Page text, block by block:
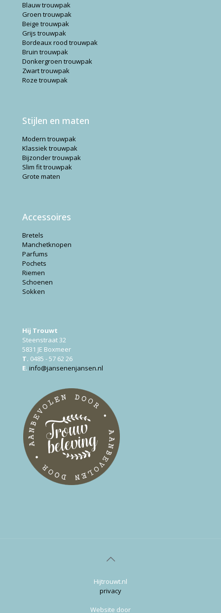
Blauw trouwpak
Groen trouwpak
Beige trouwpak
Grijs trouwpak
Bordeaux rood trouwpak
Bruin trouwpak
Donkergroen trouwpak
Zwart trouwpak
Roze trouwpak
Stijlen en maten
Modern trouwpak
Klassiek trouwpak
Bijzonder trouwpak
Slim fit trouwpak
Grote maten
Accessoires
Bretels
Manchetknopen
Parfums
Pochets
Riemen
Schoenen
Sokken
Hij Trouwt
Steenstraat 32
5831 JE Boxmeer
T. 0485 - 57 62 26
E. info@jansenenjansen.nl
Hijtrouwt.nl
privacy
Website door